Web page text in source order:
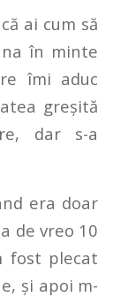
ai cum să
în minte
îmi aduc
greșită
dar s-a
era doar
de vreo 10
fost plecat
și apoi m-